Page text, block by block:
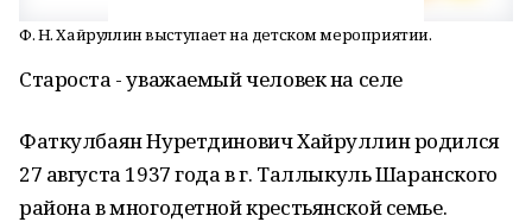
Ф. Н. Хайруллин выступает на детском мероприятии.
Староста - уважаемый человек на селе
Фаткулбаян Нуретдинович Хайруллин родился
27 августа 1937 года в г. Таллыкуль Шаранского
района в многодетной крестьянской семье.